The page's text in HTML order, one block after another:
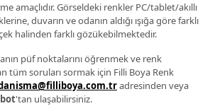
amaçlıdır. Görseldeki renkler PC/tablet/akıllı
duvarın ve odanın aldığı ışığa göre farklı
halinden farklı gözükebilmektedir.
püf noktalarını öğrenmek ve renk
tüm soruları sormak için Filli Boya Renk
adresinden veya
'tan ulaşabilirsiniz.